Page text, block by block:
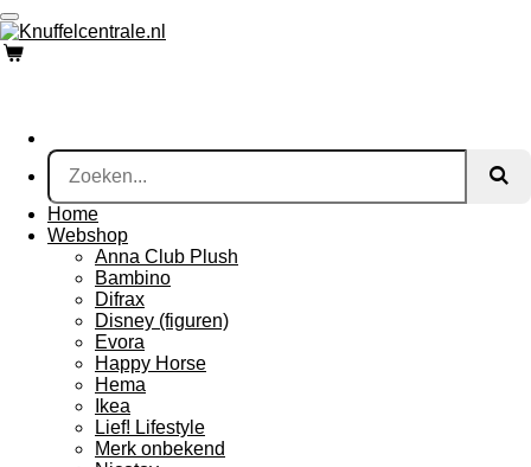
Ga
direct
naar
Home
Webshop
Anna Club Plush
Bambino
Difrax
Disney (figuren)
Evora
Happy Horse
Hema
Ikea
Lief! Lifestyle
Merk onbekend